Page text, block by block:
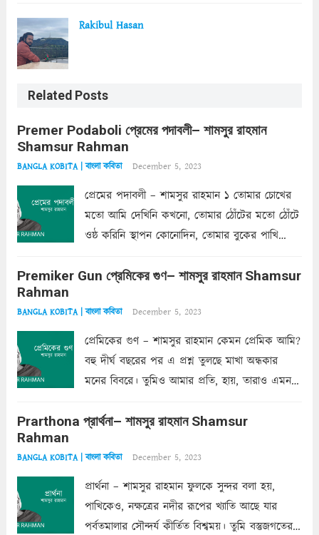
Rakibul Hasan
Related Posts
Premer Podaboli প্রেমের পদাবলী– শামসুর রাহমান
Shamsur Rahman
BANGLA KOBITA | বাংলা কবিতা December 5, 2023
প্রেমের পদাবলী – শামসুর রাহমান ১ তোমার চোখের
মতো আমি দেখিনি কখনো, তোমার ঠোঁটের মতো ঠোঁটে
ওষ্ঠ করিনি স্থাপন কোনোদিন, তোমার বুকের পাখি
কোথাও কি এরকম ছায়া দেয় ক্লান্তির প্রহরে? মুছে
Premiker Gun প্রেমিকের গুণ– শামসুর রাহমান Shamsur
Rahman
BANGLA KOBITA | বাংলা কবিতা December 5, 2023
প্রেমিকের গুণ – শামসুর রাহমান কেমন প্রেমিক আমি?
বহু দীর্ঘ বছরের পর এ প্রশ্ন তুলছে মাখা অন্ধকার
মনের বিবরে। তুমিও আমার প্রতি, হায়, তারাও এমন
একান্ত জরুরি- নইলে একটি দেয়াল নিমেষেই ভীষণ
Prarthona প্রার্থনা– শামসুর রাহমান Shamsur
Rahman
BANGLA KOBITA | বাংলা কবিতা December 5, 2023
প্রার্থনা – শামসুর রাহমান ফুলকে সুন্দর বলা হয়,
পাখিকেও, নক্ষত্রের নদীর রূপের খ্যাতি আছে যার
পর্বতমালার সৌন্দর্য কীর্তিত বিশ্বময়। তুমি বস্তুজগতের